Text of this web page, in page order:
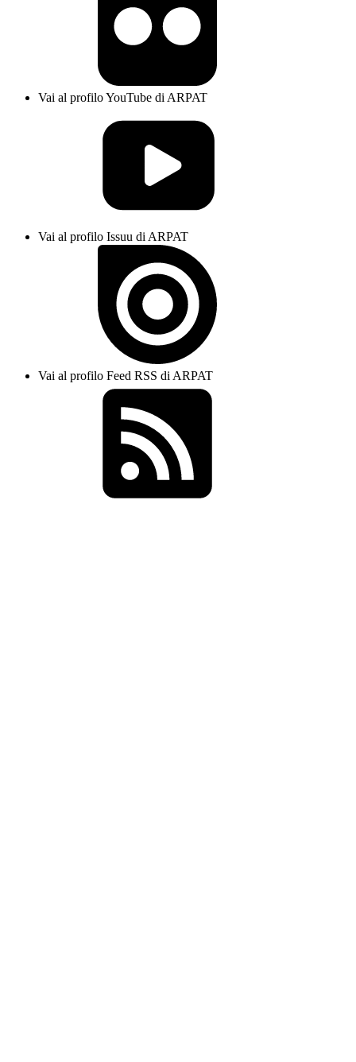
Vai al profilo YouTube di ARPAT
Vai al profilo Issuu di ARPAT
Vai al profilo Feed RSS di ARPAT